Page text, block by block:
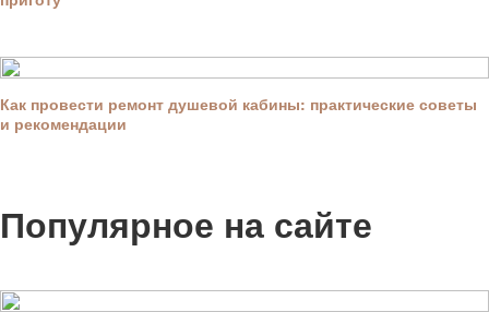
Как провести ремонт душевой кабины: практические советы
и рекомендации
Популярное на сайте